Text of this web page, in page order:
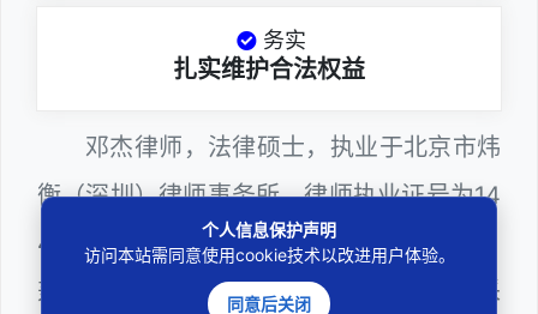
务实
扎实维护合法权益
邓杰律师，法律硕士，执业于北京市炜
衡（深圳）律师事务所，律师执业证号为14
403201810022100。邓杰律师现（或曾）
兼任深圳市人民政府听证员、深圳市政府采
个人信息保护声明
访问本站需同意使用cookie技术以改进用户体验。
同意后关闭